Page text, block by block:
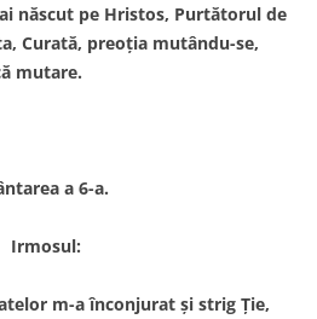
născut pe Hristos, Purtătorul de
Curată, preoţia mutându-se,
mutare.
a 6-a.
Irmosul:
m-a înconjurat şi strig Ţie,